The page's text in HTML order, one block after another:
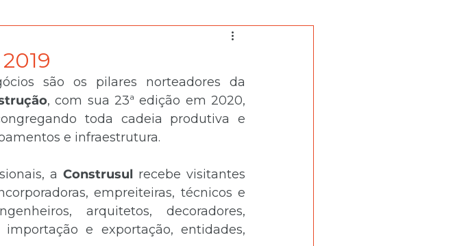
, com sua 23ª edição em 2020,
toda cadeia produtiva e
e infraestrutura.
a Construsul recebe visitantes
empreiteiras, técnicos e
arquitetos, decoradores,
e exportação, entidades,